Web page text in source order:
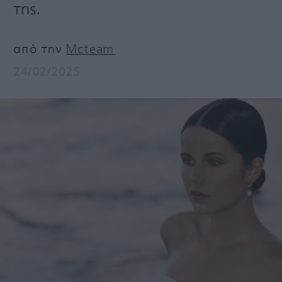
της.
από την Mcteam